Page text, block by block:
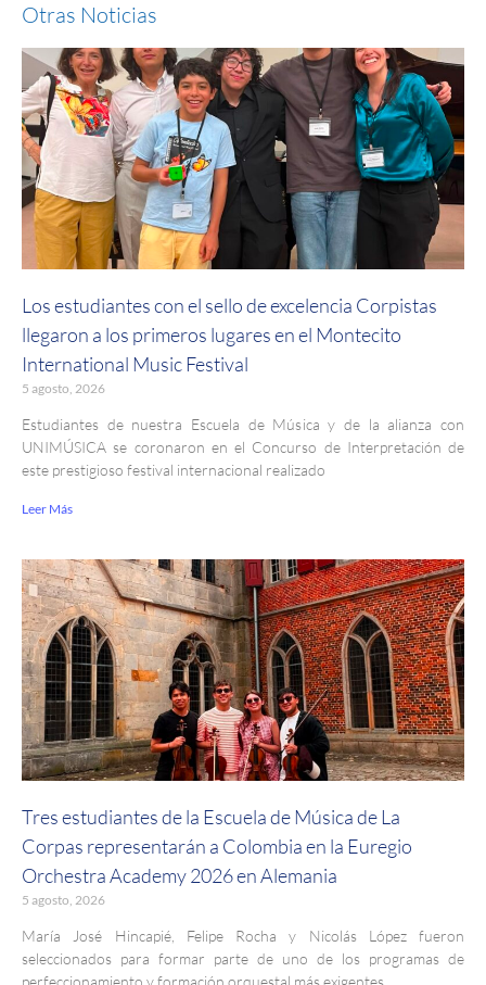
Otras Noticias
Los estudiantes con el sello de excelencia Corpistas
llegaron a los primeros lugares en el Montecito
International Music Festival
5 agosto, 2026
Estudiantes de nuestra Escuela de Música y de la alianza con
UNIMÚSICA se coronaron en el Concurso de Interpretación de
este prestigioso festival internacional realizado
Leer Más
Tres estudiantes de la Escuela de Música de La
Corpas representarán a Colombia en la Euregio
Orchestra Academy 2026 en Alemania
5 agosto, 2026
María José Hincapié, Felipe Rocha y Nicolás López fueron
seleccionados para formar parte de uno de los programas de